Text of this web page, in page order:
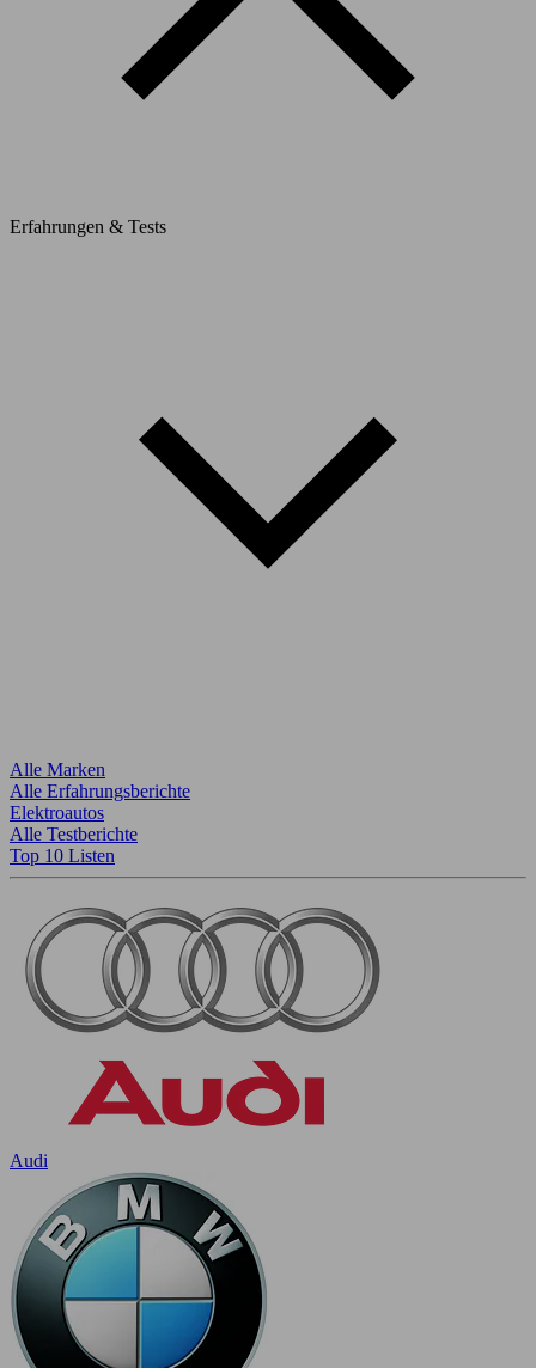
Erfahrungen & Tests
Alle Marken
Alle Erfahrungsberichte
Elektroautos
Alle Testberichte
Top 10 Listen
Audi